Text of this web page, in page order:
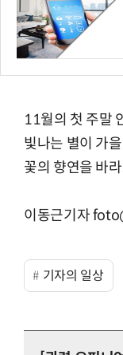
11월의 첫 주말
빛나는 별이 가
꽃의 향연을 바
이동근기자
기자의 일상